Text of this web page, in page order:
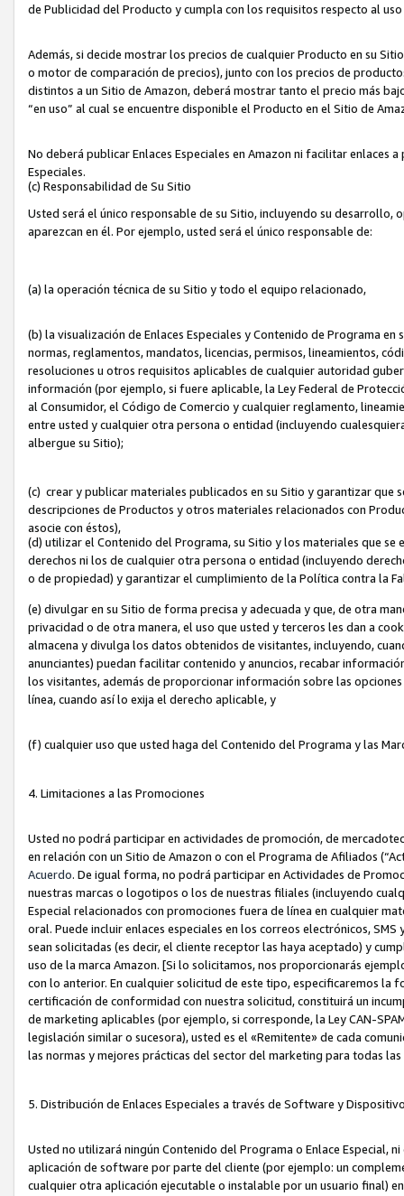
de Publicidad del Producto y cumpla con los requisitos respecto al uso
Además, si decide mostrar los precios de cualquier Producto en su
o motor de comparación de precios), junto con los precios de
distintos a un Sitio de Amazon, deberá mostrar tanto el precio más
“en uso” al cual se encuentre disponible el Producto en el Sitio de
No deberá publicar Enlaces Especiales en Amazon ni facilitar enlaces
Especiales.
(c) Responsabilidad de Su Sitio
Usted será el único responsable de su Sitio, incluyendo su
aparezcan en él. Por ejemplo, usted será el único responsable de:
(a) la operación técnica de su Sitio y todo el equipo relacionado,
(b) la visualización de Enlaces Especiales y Contenido de Programa
normas, reglamentos, mandatos, licencias, permisos, lineamientos,
resoluciones u otros requisitos aplicables de cualquier autoridad
información (por ejemplo, si fuere aplicable, la Ley Federal de
al Consumidor, el Código de Comercio y cualquier reglamento,
entre usted y cualquier otra persona o entidad (incluyendo
albergue su Sitio);
(c) crear y publicar materiales publicados en su Sitio y garantizar que
descripciones de Productos y otros materiales relacionados con
asocie con éstos),
(d) utilizar el Contenido del Programa, su Sitio y los materiales que se
derechos ni los de cualquier otra persona o entidad (incluyendo
o de propiedad) y garantizar el cumplimiento de la Política contra la
(e) divulgar en su Sitio de forma precisa y adecuada y que, de otra
privacidad o de otra manera, el uso que usted y terceros les dan a
almacena y divulga los datos obtenidos de visitantes, incluyendo,
anunciantes) puedan facilitar contenido y anuncios, recabar
los visitantes, además de proporcionar información sobre las
línea, cuando así lo exija el derecho aplicable, y
(f) cualquier uso que usted haga del Contenido del Programa y las
4. Limitaciones a las Promociones
Usted no podrá participar en actividades de promoción, de
en relación con un Sitio de Amazon o con el Programa de Afiliados
Acuerdo. De igual forma, no podrá participar en Actividades de
nuestras marcas o logotipos o los de nuestras filiales (incluyendo
Especial relacionados con promociones fuera de línea en cualquier
oral. Puede incluir enlaces especiales en los correos electrónicos,
sean solicitadas (es decir, el cliente receptor las haya aceptado) y
uso de la marca Amazon. [Si lo solicitamos, nos proporcionarás
con lo anterior. En cualquier solicitud de este tipo, especificaremos
certificación de conformidad con nuestra solicitud, constituirá un
de marketing aplicables (por ejemplo, si corresponde, la Ley CAN-
legislación similar o sucesora), usted es el «Remitente» de cada
las normas y mejores prácticas del sector del marketing para todas
5. Distribución de Enlaces Especiales a través de Software y
Usted no utilizará ningún Contenido del Programa o Enlace Especial,
aplicación de software por parte del cliente (por ejemplo: un
cualquier otra aplicación ejecutable o instalable por un usuario final)